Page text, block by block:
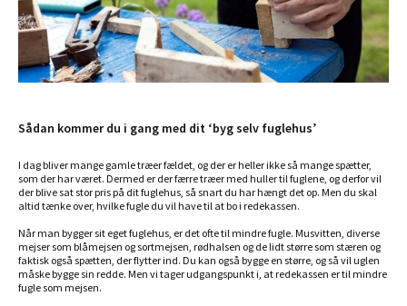
Sådan kommer du i gang med dit ‘byg selv fuglehus’
I dag bliver mange gamle træer fældet, og der er heller ikke så mange spætter,
som der har været. Dermed er der færre træer med huller til fuglene, og derfor vil
der blive sat stor pris på dit fuglehus, så snart du har hængt det op. Men du skal
altid tænke over, hvilke fugle du vil have til at bo i redekassen.
Når man bygger sit eget fuglehus, er det ofte til mindre fugle. Musvitten, diverse
mejser som blåmejsen og sortmejsen, rødhalsen og de lidt større som stæren og
faktisk også spætten, der flytter ind. Du kan også bygge en større, og så vil uglen
måske bygge sin redde. Men vi tager udgangspunkt i, at redekassen er til mindre
fugle som mejsen.